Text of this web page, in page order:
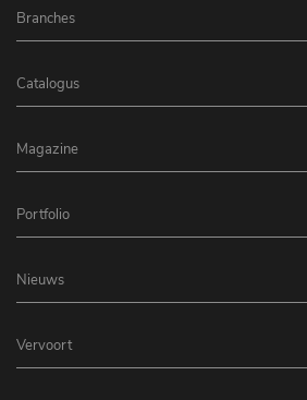
Branches
Catalogus
Magazine
Portfolio
Nieuws
Vervoort